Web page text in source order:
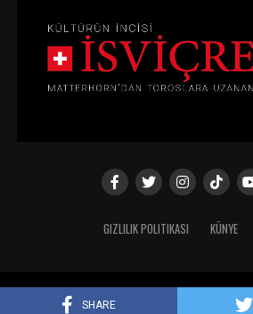
SHARE
GIZLILIK POLITIKASI KÜNYE
Copyright © 2024